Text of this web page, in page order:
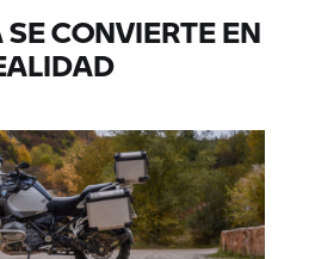
CONVIERTE EN